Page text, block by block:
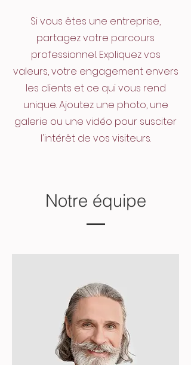
Si vous êtes une entreprise,
partagez votre parcours
professionnel. Expliquez vos
valeurs, votre engagement envers
les clients et ce qui vous rend
unique. Ajoutez une photo, une
galerie ou une vidéo pour susciter
l'intérêt de vos visiteurs.
Notre équipe